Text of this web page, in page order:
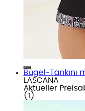
Bügel-Tankini
LASCANA
Aktueller Preis
( 1 )